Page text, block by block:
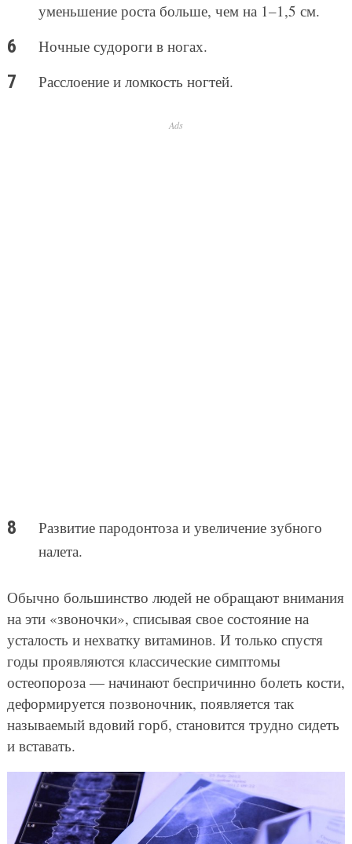
уменьшение роста больше, чем на 1–1,5 см.
Ночные судороги в ногах.
Расслоение и ломкость ногтей.
Ads
Развитие пародонтоза и увеличение зубного
налета.
Обычно большинство людей не обращают внимания
на эти «звоночки», списывая свое состояние на
усталость и нехватку витаминов. И только спустя
годы проявляются классические симптомы
остеопороза — начинают беспричинно болеть кости,
деформируется позвоночник, появляется так
называемый вдовий горб, становится трудно сидеть
и вставать.